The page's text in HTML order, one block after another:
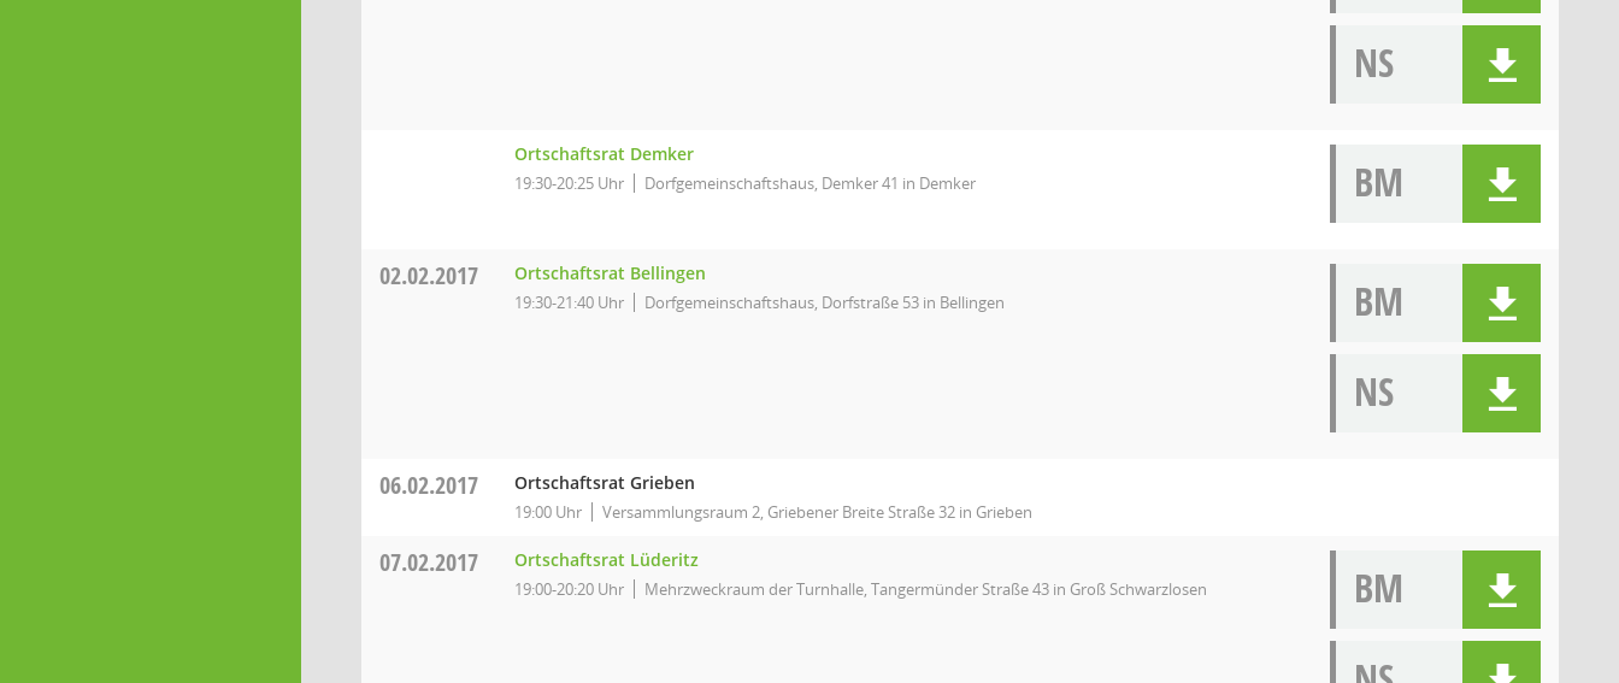
NS
Ortschaftsrat Demker
19:30-20:25 Uhr Dorfgemeinschaftshaus, Demker 41 in Demker BM
02.02.2017 Ortschaftsrat Bellingen
19:30-21:40 Uhr Dorfgemeinschaftshaus, Dorfstraße 53 in Bellingen
BM
NS
06.02.2017 Ortschaftsrat Grieben
19:00 Uhr Versammlungsraum 2, Griebener Breite Straße 32 in Grieben
07.02.2017 Ortschaftsrat Lüderitz
19:00-20:20 Uhr Mehrzweckraum der Turnhalle, Tangermünder Straße 43 in Groß Schwarzlosen
BM